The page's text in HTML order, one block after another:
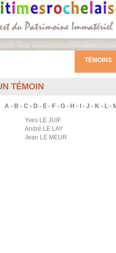
TÉMOIN
A - B - C - D - E - F - G - H - - J - K - L -
Yves LE JUIF
André LE LAY
Jean LE MEUR
TÉMOINS